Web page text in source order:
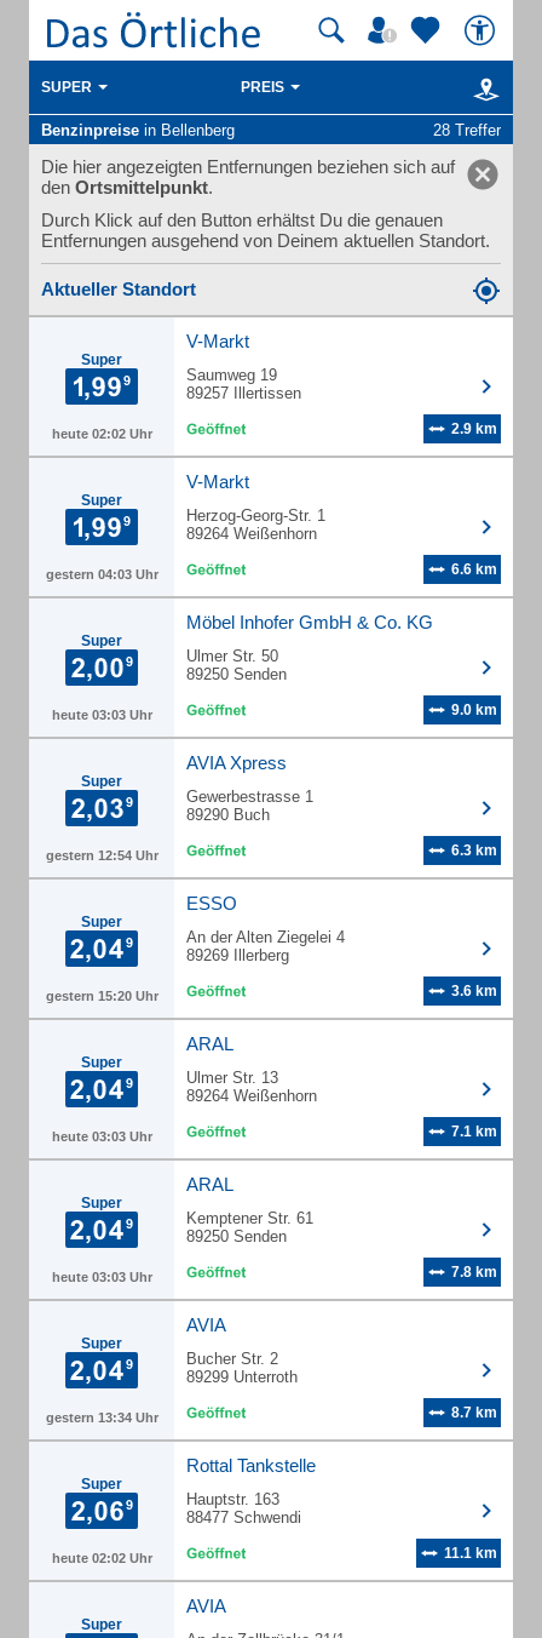
SUPER PREIS
Benzinpreise in Bellenberg 28 Treffer
Die hier angezeigten Entfernungen beziehen sich auf
den Ortsmittelpunkt.
Durch Klick auf den Button erhältst Du die genauen
Entfernungen ausgehend von Deinem aktuellen Standort.
Aktueller Standort
Super
heute 02:02 Uhr
V-Markt
Saumweg 19
89257 Illertissen
2.9 km
Super
gestern 04:03 Uhr
V-Markt
Herzog-Georg-Str. 1
89264 Weißenhorn
6.6 km
Super
heute 03:03 Uhr
Möbel Inhofer GmbH & Co. KG
Ulmer Str. 50
89250 Senden
9.0 km
Super
gestern 12:54 Uhr
AVIA Xpress
Gewerbestrasse 1
89290 Buch
6.3 km
Super
gestern 15:20 Uhr
ESSO
An der Alten Ziegelei 4
89269 Illerberg
3.6 km
Super
heute 03:03 Uhr
ARAL
Ulmer Str. 13
89264 Weißenhorn
7.1 km
Super
heute 03:03 Uhr
ARAL
Kemptener Str. 61
89250 Senden
7.8 km
Super
gestern 13:34 Uhr
AVIA
Bucher Str. 2
89299 Unterroth
8.7 km
Super
heute 02:02 Uhr
Rottal Tankstelle
Hauptstr. 163
88477 Schwendi
11.1 km
Super
AVIA